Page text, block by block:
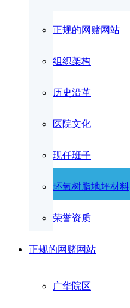
正规的网赌网站
组织架构
历史沿革
医院文化
现任班子
环氧树脂地坪材料
荣誉资质
正规的网赌网站
广华院区